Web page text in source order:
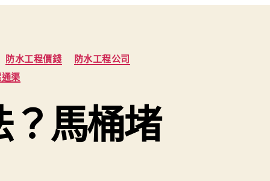
防水工程價錢
防水工程公司
渠
馬桶堵